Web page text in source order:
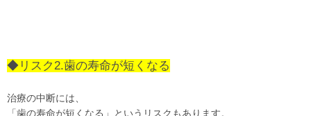
◆リスク2.歯の寿命が短くなる
治療の中断には、
「歯の寿命が短くなる」というリスクもあります。